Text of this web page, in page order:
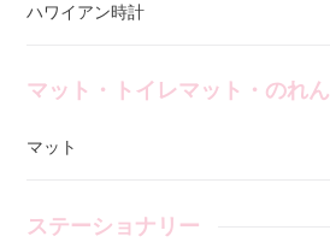
ハワイアン時計
マット・トイレマット・のれん
マット
ステーショナリー